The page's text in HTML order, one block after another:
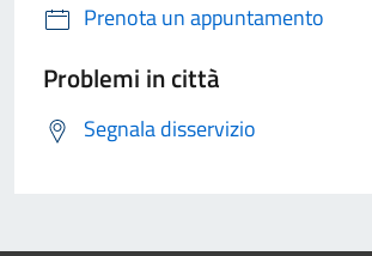
Prenota un appuntamento
Problemi in città
Segnala disservizio